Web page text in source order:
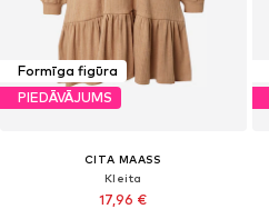
Formīga figūra
PIEDĀVĀJUMS
CITA MAASS
Kleita
17,96 €